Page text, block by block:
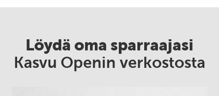
Löydä oma sparraajasi
Kasvu Openin verkostosta